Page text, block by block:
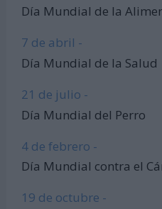
Día Mundial de la
7 de abril -
Día Mundial de la Salud
21 de julio -
Día Mundial del Perro
4 de febrero -
Día Mundial contra el
19 de octubre -